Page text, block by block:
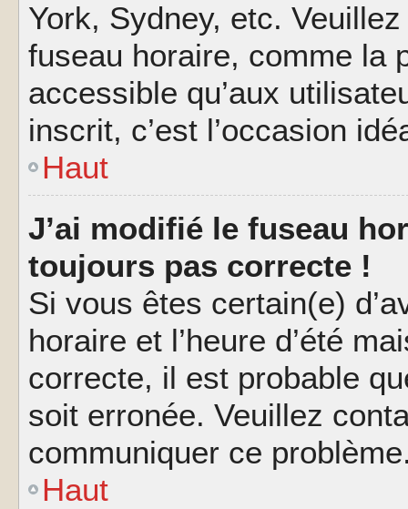
York, Sydney, etc.
fuseau horaire, comme la
accessible qu’aux
inscrit, c’est l’occasion
Haut
J’ai modifié le fuseau
toujours pas correcte !
Si vous êtes certain(e)
horaire et l’heure d’été
correcte, il est probable
soit erronée. Veuillez
communiquer ce
Haut